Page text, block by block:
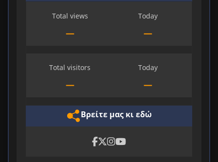
Total views
—
Today
—
Total visitors
—
Today
—
Βρείτε μας κι εδώ